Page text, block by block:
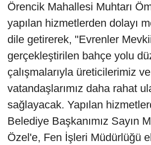
Örencik Mahallesi Muhtarı
yapılan hizmetlerden dolayı
dile getirerek, "Evrenler
gerçekleştirilen bahçe yolu
çalışmalarıyla üreticilerimiz ve
vatandaşlarımız daha rahat
sağlayacak. Yapılan
Belediye Başkanımız Sayın
Özel'e, Fen İşleri Müdürlüğü